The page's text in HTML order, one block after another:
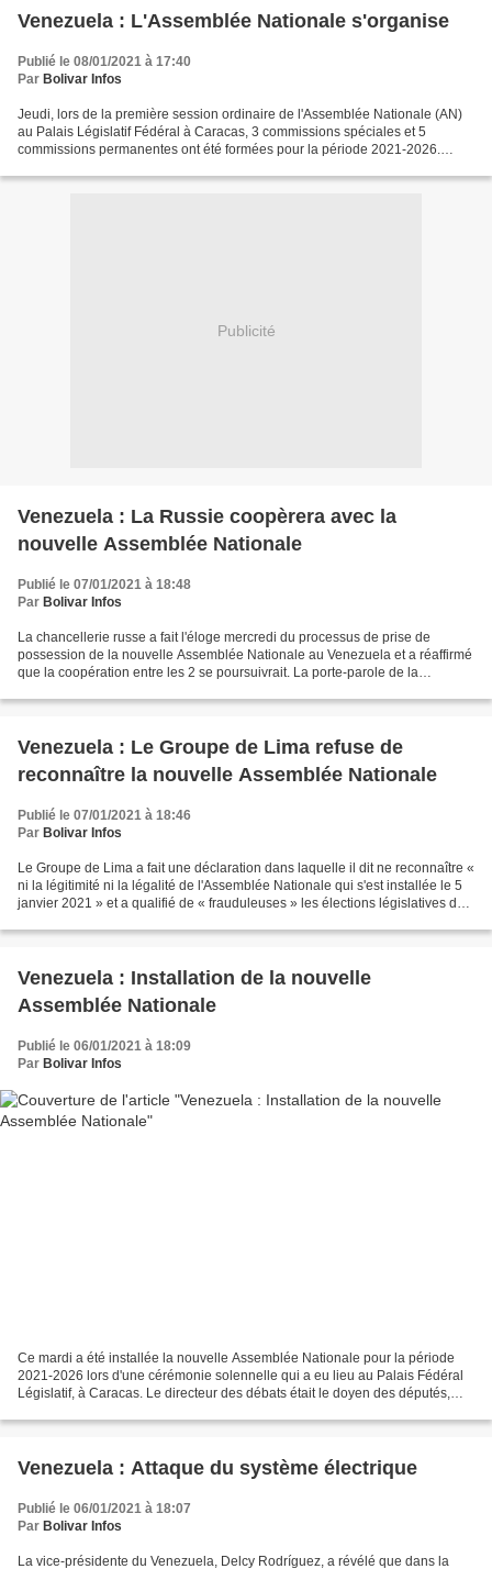
Venezuela : L'Assemblée Nationale s'organise
Publié le 08/01/2021 à 17:40
Par Bolivar Infos
Jeudi, lors de la première session ordinaire de l'Assemblée Nationale (AN)
au Palais Législatif Fédéral à Caracas, 3 commissions spéciales et 5
commissions permanentes ont été formées pour la période 2021-2026.
Publicité
Venezuela : La Russie coopèrera avec la
nouvelle Assemblée Nationale
Publié le 07/01/2021 à 18:48
Par Bolivar Infos
La chancellerie russe a fait l'éloge mercredi du processus de prise de
possession de la nouvelle Assemblée Nationale au Venezuela et a réaffirmé
que la coopération entre les 2 se poursuivrait. La porte-parole de la
Venezuela : Le Groupe de Lima refuse de
reconnaître la nouvelle Assemblée Nationale
Publié le 07/01/2021 à 18:46
Par Bolivar Infos
Le Groupe de Lima a fait une déclaration dans laquelle il dit ne reconnaître «
ni la légitimité ni la légalité de l'Assemblée Nationale qui s'est installée le 5
janvier 2021 » et a qualifié de « frauduleuses » les élections législatives du
Venezuela : Installation de la nouvelle
Assemblée Nationale
Publié le 06/01/2021 à 18:09
Par Bolivar Infos
Ce mardi a été installée la nouvelle Assemblée Nationale pour la période
2021-2026 lors d'une cérémonie solennelle qui a eu lieu au Palais Fédéral
Législatif, à Caracas. Le directeur des débats était le doyen des députés,
Venezuela : Attaque du système électrique
Publié le 06/01/2021 à 18:07
Par Bolivar Infos
La vice-présidente du Venezuela, Delcy Rodríguez, a révélé que dans la